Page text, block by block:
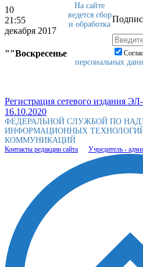
10
21:55
декабря 2017
""Воскресенье
На сайте
ведется сбор
и обработка
персональных
Регистрация сетевого издания
16.10.2020
ФЕДЕРАЛЬНОЙ СЛУЖБОЙ ПО
ИНФОРМАЦИОННЫХ
КОММУНИКАЦИЙ
Контакты редакции сайта Учредитель -